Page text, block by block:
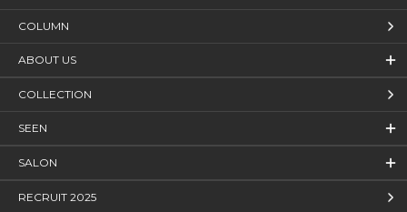
COLUMN
ABOUT US
COLLECTION
SEEN
SALON
RECRUIT 2025